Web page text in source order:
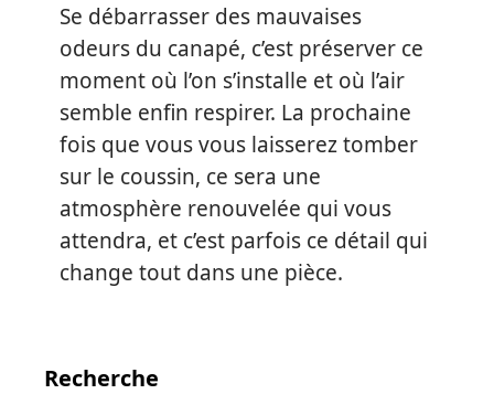
Se débarrasser des mauvaises
odeurs du canapé, c’est préserver ce
moment où l’on s’installe et où l’air
semble enfin respirer. La prochaine
fois que vous vous laisserez tomber
sur le coussin, ce sera une
atmosphère renouvelée qui vous
attendra, et c’est parfois ce détail qui
change tout dans une pièce.
Recherche